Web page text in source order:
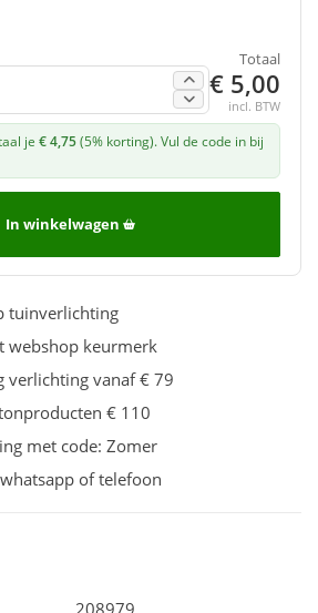
Totaal
€ 5,00
incl. BTW
je € 4,75(5% korting). Vul de code in bij
In winkelwagen
tuinverlichting
webshop keurmerk
verlichting vanaf € 79
€ 110
met code: Zomer
of telefoon
208979